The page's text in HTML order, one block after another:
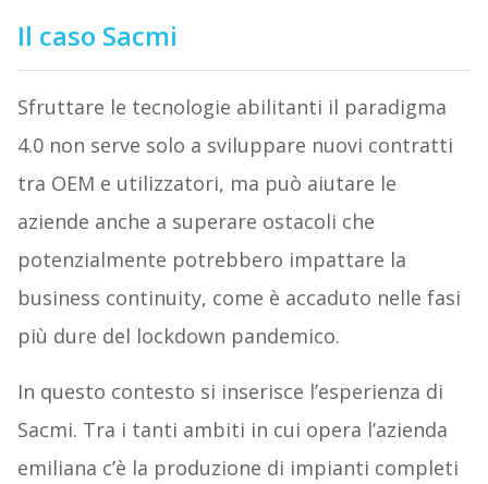
Il caso Sacmi
Sfruttare le tecnologie abilitanti il paradigma
4.0 non serve solo a sviluppare nuovi contratti
tra OEM e utilizzatori, ma può aiutare le
aziende anche a superare ostacoli che
potenzialmente potrebbero impattare la
business continuity, come è accaduto nelle fasi
più dure del lockdown pandemico.
In questo contesto si inserisce l’esperienza di
Sacmi. Tra i tanti ambiti in cui opera l’azienda
emiliana c’è la produzione di impianti completi